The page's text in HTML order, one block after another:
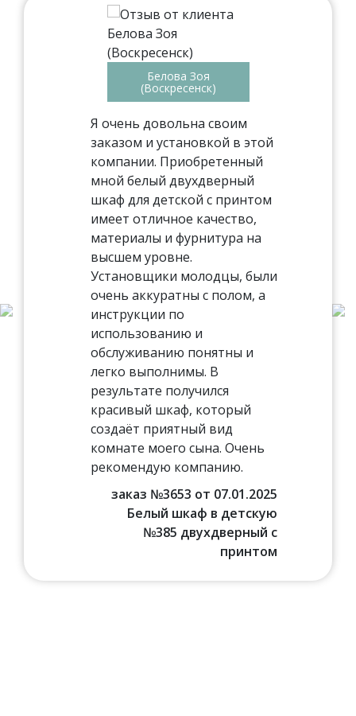
Белова Зоя
(Воскресенск)
Я очень довольна своим
заказом и установкой в этой
компании. Приобретенный
мной белый двухдверный
шкаф для детской с принтом
имеет отличное качество,
материалы и фурнитура на
высшем уровне.
Установщики молодцы, были
очень аккуратны с полом, а
инструкции по
использованию и
обслуживанию понятны и
легко выполнимы. В
результате получился
красивый шкаф, который
создаёт приятный вид
комнате моего сына. Очень
рекомендую компанию.
заказ №3653 от 07.01.2025
Белый шкаф в детскую
№385 двухдверный с
принтом